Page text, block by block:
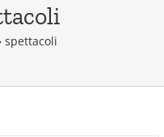
spettacoli